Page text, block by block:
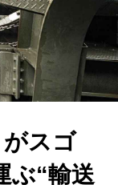
がスゴ
ぶ“輸送